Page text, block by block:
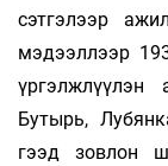
сэтгэлээр
мэдээллээр
Бутырь,
гээд зовлон